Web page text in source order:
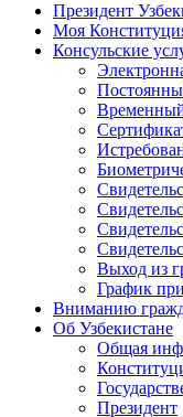
Президент
Моя
Консульские
Выход из
График
Вниманию
Об Узбекистане
Общая
Президент